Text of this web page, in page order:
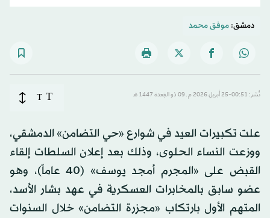
دمشق:موفق محمد
نُشر: 00:51-25 أبريل 2026 م ـ 09 ذو القِعدة 1447 هـ T
T
علت تكبيرات العيد في شوارع «حي التضامن» الدمشقي،
ووزعت النساء الحلوى، وذلك بعد إعلان السلطات إلقاء
القبض على «المجرم أمجد يوسف» (40 عاماً)، وهو
عضو سابق بالمخابرات العسكرية في عهد بشار الأسد،
المتهم الأول بارتكاب «مجزرة التضامن» خلال السنوات